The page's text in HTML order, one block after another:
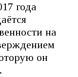
года
на
он